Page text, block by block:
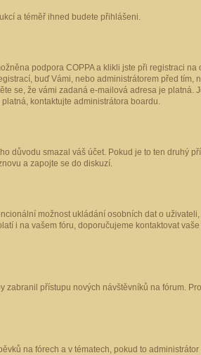
a téměř ihned budete přihlášeni.
podpora COPPA a klikli jste při registraci na
buď Vámi, nebo administrátorem před tím,
se, že vámi zadaná e-mailová adresa je platná.
kontaktujte administrátora boardu.
důvodu smazal váš účet. Pokud je to ten druhý
a zapojte se do diskuzí.
možnost ukládání osobních dat o
i na vašem fóru, doporučujeme kontaktovat
přístupu nových návštěvníků na fórum.
na fórech a v tématech, pokud to